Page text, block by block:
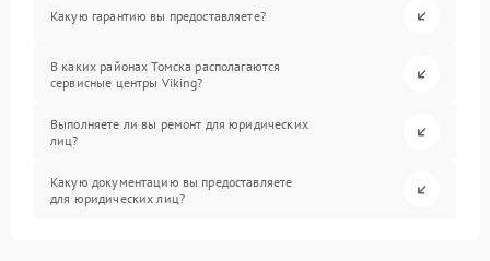
Какую гарантию вы предоставляете?
В каких районах Томска располагаются
сервисные центры Viking?
Выполняете ли вы ремонт для юридических
лиц?
Какую документацию вы предоставляете
для юридических лиц?